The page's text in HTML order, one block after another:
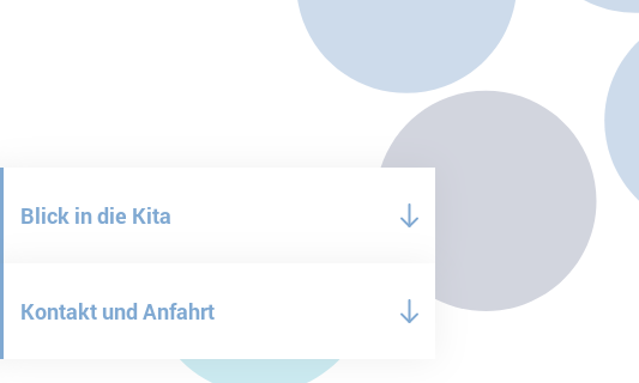
Blick in die Kita
Kontakt und Anfahrt